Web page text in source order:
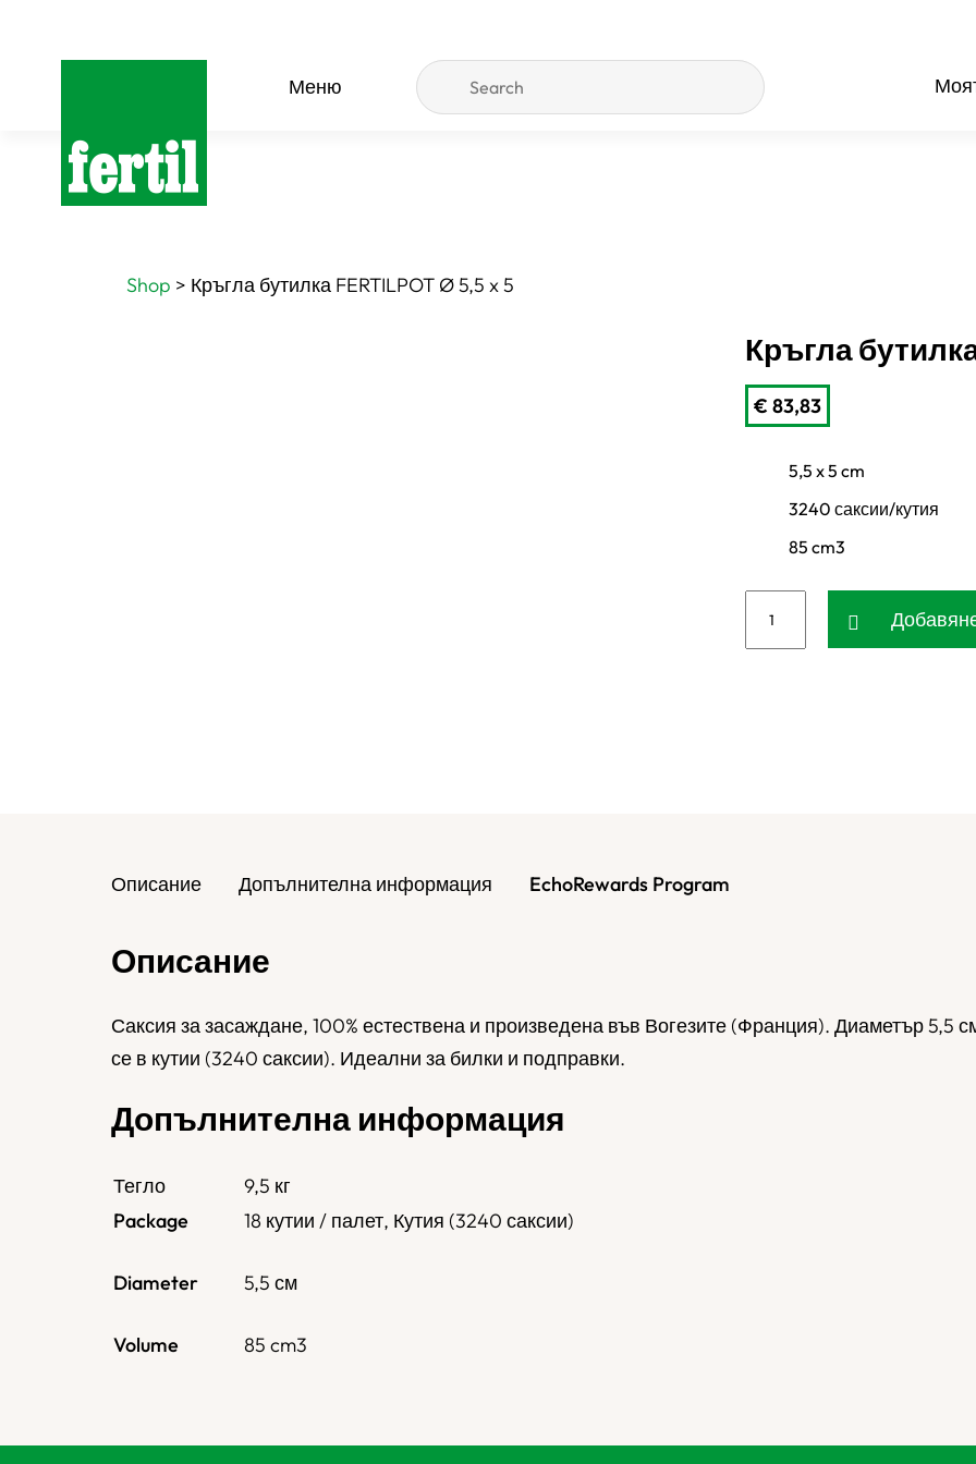
Меню
Shop > Кръгла бутилка FERTILPOT Ø 5,5 x 5
Кръгла
€ 83,83
5,5 x 5 cm
3240 саксии/кутия
85 cm3
Описание Допълнителна информация EchoRewards Program
Описание
Саксия за засаждане, 100% естествена и произведена във Вогезите (Франция). Диаметър 5,5
се в кутии (3240 саксии). Идеални за билки и подправки.
Допълнителна информация
Тегло
9,5 кг
Package
18 кутии / палет, Кутия (3240 саксии)
Diameter 5,5 см
Volume 85 cm3